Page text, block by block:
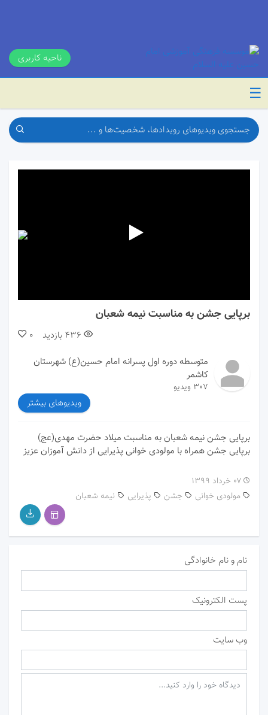
ناحیه کاربری
☰
برپایی جشن به مناسبت نیمه شعبان
0 436 بازدید
متوسطه دوره اول پسرانه امام حسین(ع) شهرستان
کاشمر
307 ویدیو
ویدیوهای بیشتر
برپایی جشن نیمه شعبان به مناسبت میلاد حضرت مهدی(عج)
برپایی جشن همراه با مولودی خوانی پذیرایی از دانش آموزان عزیز
۰۷ خرداد ۱۳۹۹
پذیرایی
جشن مولودی خوانی نیمه شعبان
نام و نام خانوادگی
پست الکترونیک
وب سایت